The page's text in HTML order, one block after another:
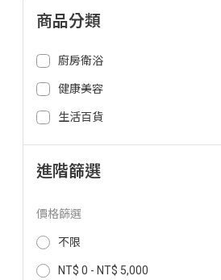
商品分類
廚房衛浴
健康美容
生活百貨
進階篩選
價格篩選
不限
NT$ 0 - NT$ 5,000